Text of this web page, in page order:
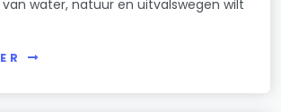
water, natuur en uitvalswegen wilt